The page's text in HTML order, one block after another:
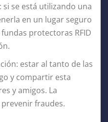
se está utilizando una
en un lugar seguro
protectoras RFID
estar al tanto de las
y compartir esta
y amigos. La
fraudes.